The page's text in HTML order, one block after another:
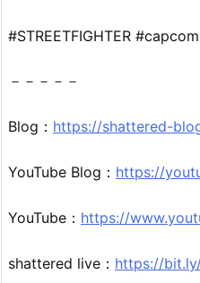
#STREETFIGHTER #capcom
－－－－－
Blog： https://shattered-
YouTube Blog： https://
YouTube： https://
shattered live： https://